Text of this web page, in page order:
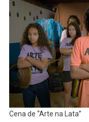
Cena de “Arte na Lata”